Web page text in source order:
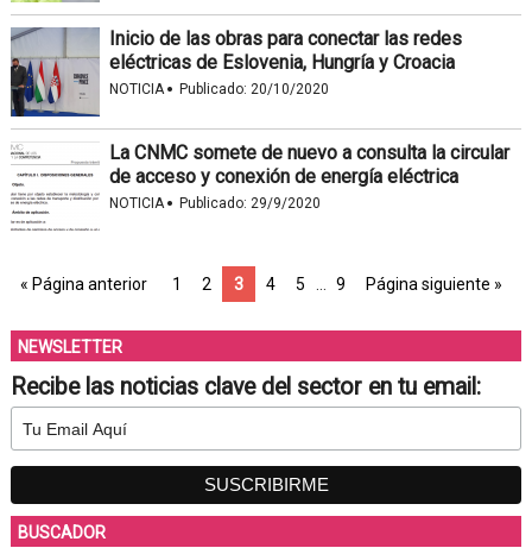
Inicio de las obras para conectar las redes
eléctricas de Eslovenia, Hungría y Croacia
NOTICIA· Publicado: 20/10/2020
La CNMC somete de nuevo a consulta la circular
de acceso y conexión de energía eléctrica
NOTICIA· Publicado: 29/9/2020
« Página anterior 1 2 3 4 5 9 Página siguiente »
NEWSLETTER
Recibe las noticias clave del sector en tu email:
BUSCADOR